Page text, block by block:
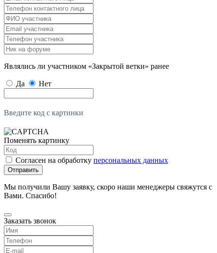
Являлись ли участником «Закрытой ветки» ранее
Да Нет
Введите код с картинки
Поменять картинку
Согласен на обработку персональных данных
Отправить
Мы получили Вашу заявку, скоро наши менеджеры свяжутся с
Вами. Спасибо!
Заказать звонок